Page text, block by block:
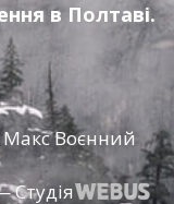
в Полтаві.
Воєнний
Студія